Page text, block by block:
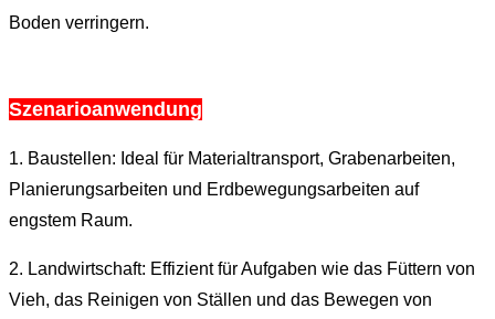
Boden verringern.
Szenarioanwendung
1. Baustellen: Ideal für Materialtransport, Grabenarbeiten,
Planierungsarbeiten und Erdbewegungsarbeiten auf
engstem Raum.
2. Landwirtschaft: Effizient für Aufgaben wie das Füttern von
Vieh, das Reinigen von Ställen und das Bewegen von